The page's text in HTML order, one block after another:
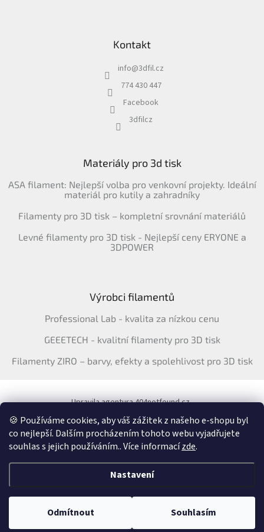
🍪 Používáme cookies, aby váš zážitek z našeho e-shopu byl
co nejlepší. Dalším procházením tohoto webu vyjadřujete
souhlas s jejich používáním.. Více informacízde.
Nastavení
Odmítnout Souhlasím
Kontakt
info@3dfil.cz
774 430 447
Facebook
3dfilcz
Materiály pro 3d tisk
ASA filament: Nejlepší volba pro venkovní projekty. Ideální
materiál pro kutily a zahradníky
Filamenty pro 3D tisk – kompletní srovnání materiálů
Levné filamenty pro 3D tisk - Nejlepší ceny ERYONE a
3DPOWER
Výrobci filamentů
Professional Lab - kvalita za nízkou cenu
GEEETECH - kvalitní filamenty pro 3D tisk
Filamenty ZIRO – barvy, efekty a spolehlivost pro 3D tisk
Upravila agentura 404notfound.cz
Katalog filamentů ERYONE pro ČR
Vytvořil Shoptet &
Copyright 2026
Upravit nastavení